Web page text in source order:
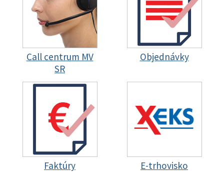
Call centrum MV
SR
Objednávky
Faktúry E-trhovisko